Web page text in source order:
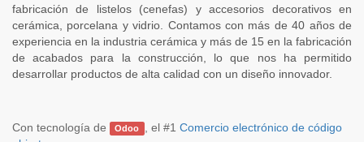
fabricación de listelos (cenefas) y accesorios decorativos en
cerámica, porcelana y vidrio. Contamos con más de 40 años de
experiencia en la industria cerámica y más de 15 en la fabricación
de acabados para la construcción, lo que nos ha permitido
desarrollar productos de alta calidad con un diseño innovador.
Con tecnología de Odoo , el #1 Comercio electrónico de código